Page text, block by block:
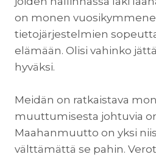
on monen
tietojärjestelmien
elämään. Olisi vahinko
hyväksi.
Meidän on ratkaistava
muuttumisesta johtuvia
Maahanmuutto on yksi
välttämättä se pahin.